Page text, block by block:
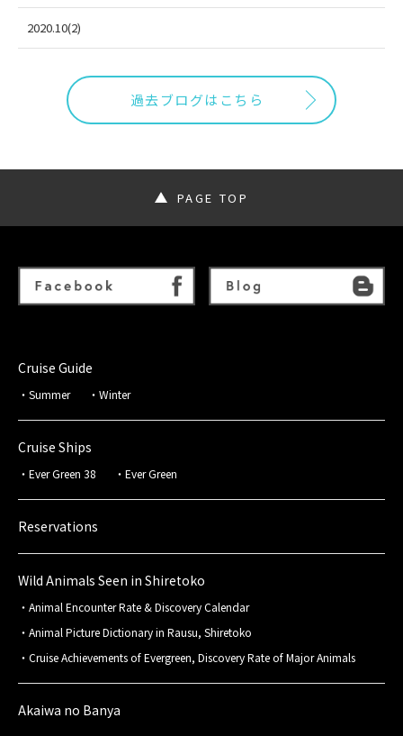
2020.10(2)
過去ブログはこちら
PAGE TOP
Cruise Guide
Summer Winter
Cruise Ships
Ever Green 38 Ever Green
Reservations
Wild Animals Seen in Shiretoko
Animal Encounter Rate & Discovery Calendar
Animal Picture Dictionary in Rausu, Shiretoko
Cruise Achievements of Evergreen, Discovery Rate of Major Animals
Akaiwa no Banya